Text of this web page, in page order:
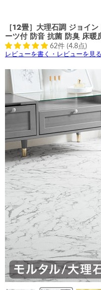
［12畳］大理石調 ジョイ
ーツ付 防音 抗菌 防臭 床暖
62件 (4.8点)
レビューを書く・レビューを見る